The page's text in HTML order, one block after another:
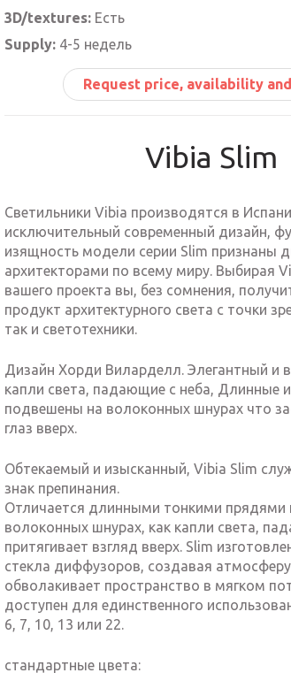
3D/textures:Есть
Supply:4-5 недель
Request price, availability
Vibia Slim
Светильники Vibia производятся в
исключительный современный дизайн,
изящность модели серии Slim признаны
архитекторами по всему миру. Выбирая
вашего проекта вы, без сомнения,
продукт архитектурного света с точки
так и светотехники.
Дизайн Хорди Виларделл. Элегантный и
капли света, падающие с неба, Длинные
подвешены на волоконных шнурах что
глаз вверх.
Обтекаемый и изысканный, Vibia Slim
знак препинания.
Отличается длинными тонкими прядями
волоконных шнурах, как капли света,
притягивает взгляд вверх. Slim
стекла диффузоров, создавая атмосферу
обволакивает пространство в мягком
доступен для единственного
6, 7, 10, 13 или 22.
стандартные цвета: